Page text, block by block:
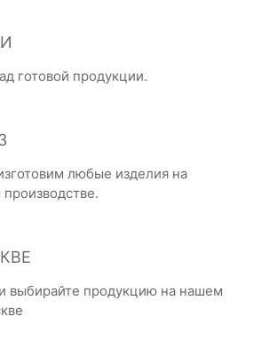
готовой продукции.
любые изделия на
выбирайте продукцию на нашем